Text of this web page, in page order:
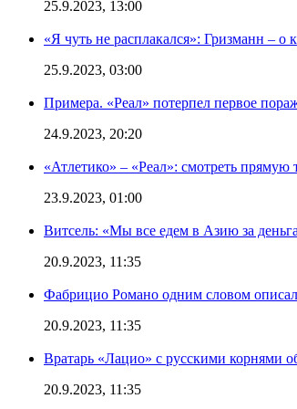
25.9.2023, 13:00
«Я чуть не расплакался»: Гризманн – о
25.9.2023, 03:00
Примера. «Реал» потерпел первое
24.9.2023, 20:20
«Атлетико» – «Реал»: смотреть
23.9.2023, 01:00
Витсель: «Мы все едем в Азию за
20.9.2023, 11:35
Фабрицио Романо одним словом
20.9.2023, 11:35
Вратарь «Лацио» с русскими корнями
20.9.2023, 11:35